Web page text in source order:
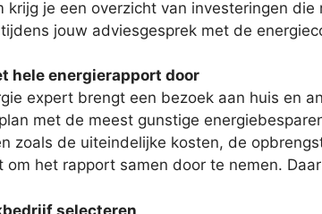
krijg je een overzicht van investeringen
jouw adviesgesprek met de
hele energierapport door
expert brengt een bezoek aan huis en
met de meest gunstige
zoals de uiteindelijke kosten, de
om het rapport samen door te nemen.
selecteren